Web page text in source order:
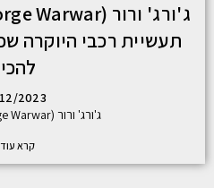
תעשיית רכבי היוקרה
2023
ג'ורג' ורור (George Warwar): הסודות
קרא